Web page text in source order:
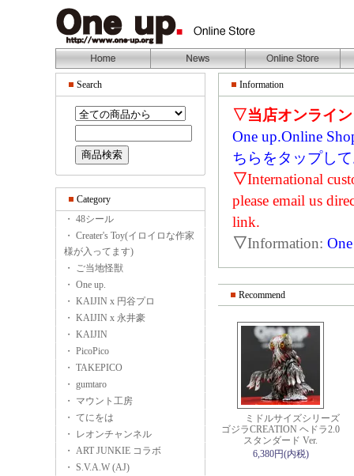
Search
Category
・ 48シール
・ Creater's Toy(イロイロな作家
様が入ってます)
・ ご当地怪獣
・ One up.
・ KAIJIN x 円谷プロ
・ KAIJIN x 永井豪
・ KAIJIN
・ PicoPico
・ TAKEPICO
・ gumtaro
・ マウント工房
・ てにをは
・ レオンチャンネル
・ ART JUNKIE コラボ
・ S.V.A.W (AJ)
Information
▽当店オンライ
One up.Online
ちらをタップし
▽International
please email us
link.
▽Information:
Recommend
ミドルサイズシリーズ
ゴジラCREATION ヘドラ2.0
スタンダード Ver.
6,380円(内税)